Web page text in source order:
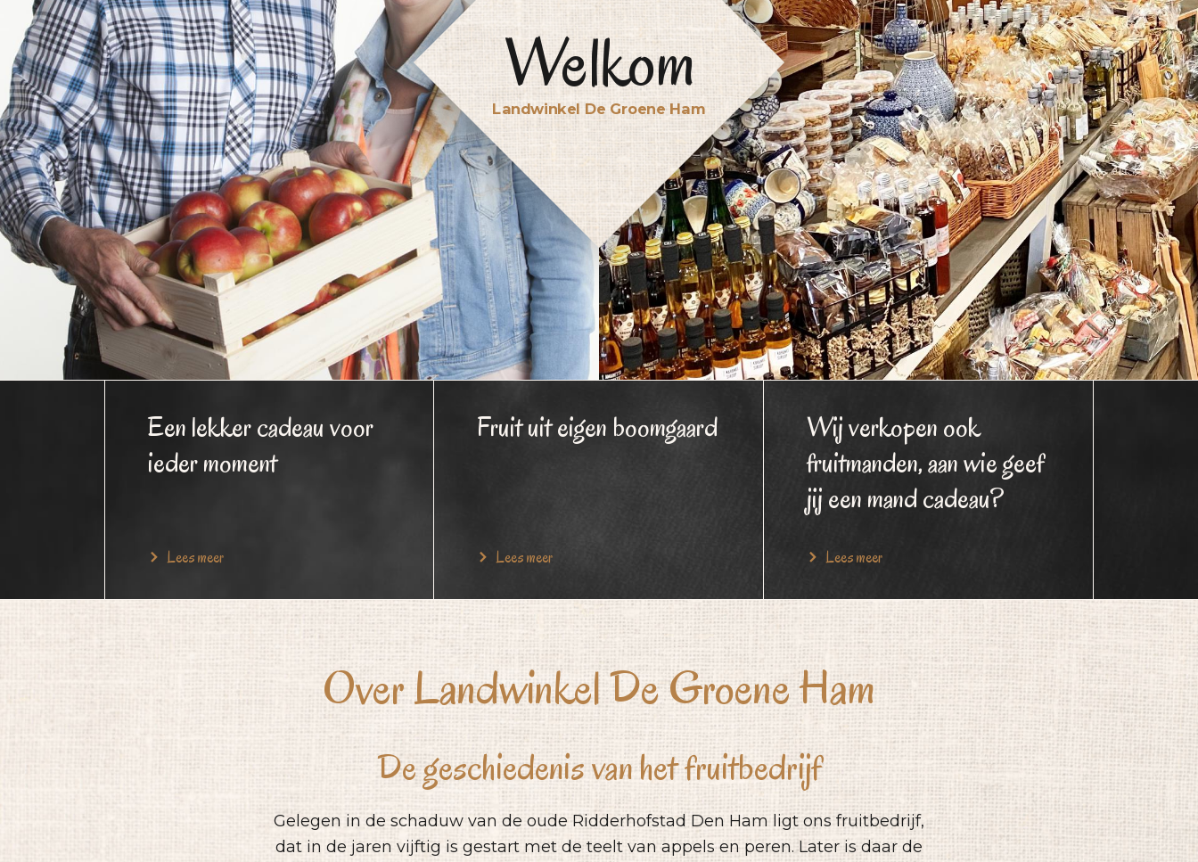
Welkom
Landwinkel De Groene Ham
Een lekker cadeau voor
ieder moment
Lees meer
Fruit uit eigen boomgaard
Lees meer
Wij verkopen ook
fruitmanden, aan wie geef
jij een mand cadeau?
Lees meer
Over Landwinkel De Groene Ham
De geschiedenis van het fruitbedrijf
Gelegen in de schaduw van de oude Ridderhofstad Den Ham ligt ons fruitbedrijf,
dat in de jaren vijftig is gestart met de teelt van appels en peren. Later is daar de